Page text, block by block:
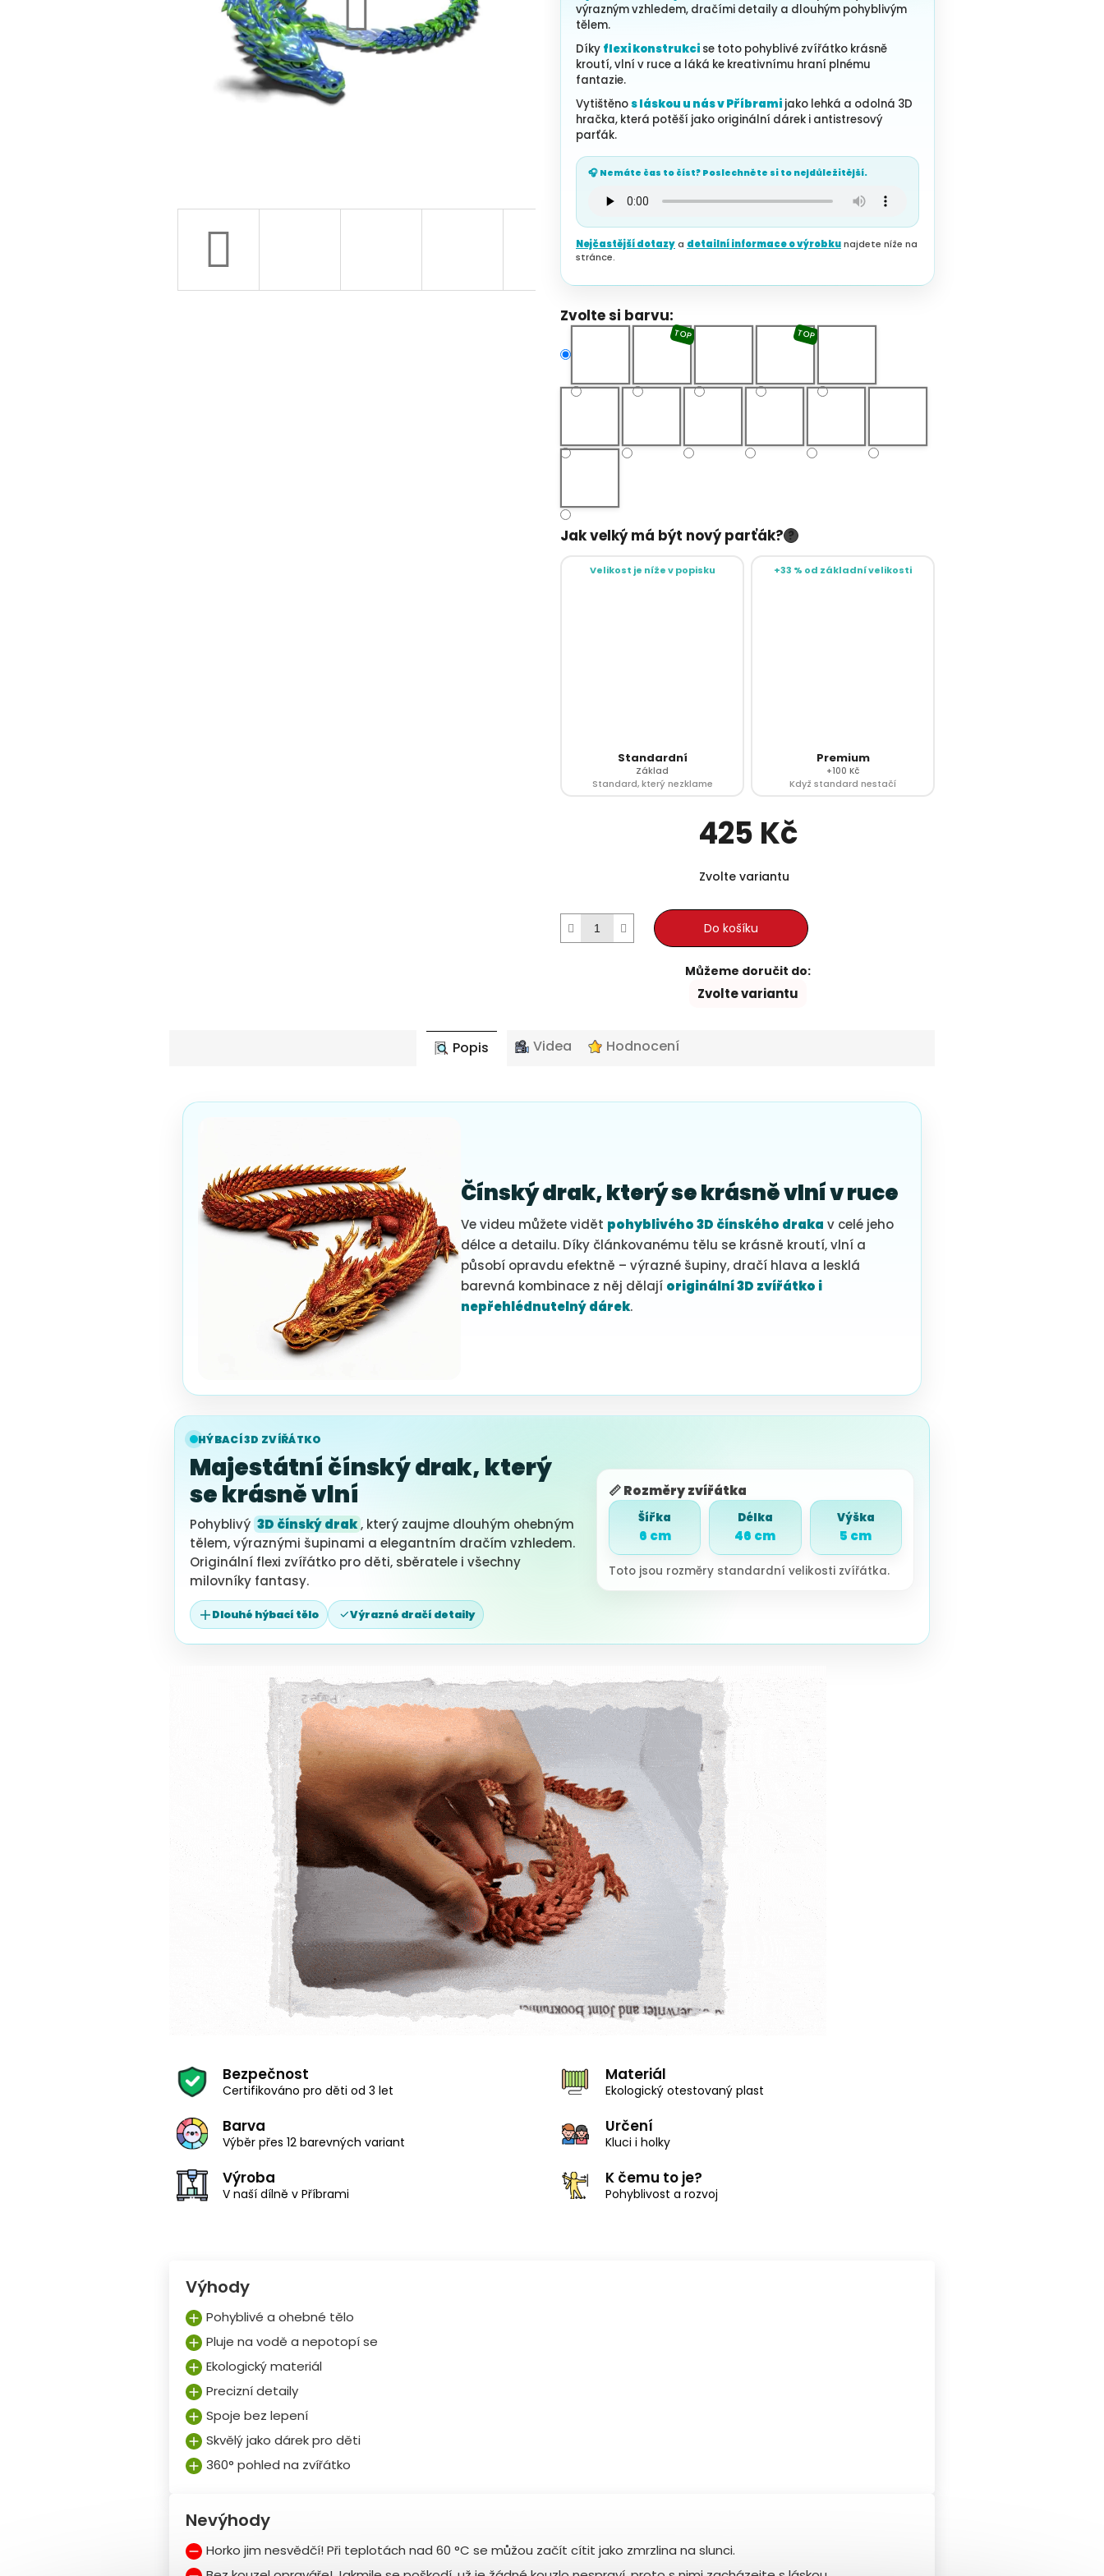
výrazným vzhledem, dračími detaily a dlouhým pohyblivým
tělem.
Díky flexi konstrukci se toto pohyblivé zvířátko krásně
kroutí, vlní v ruce a láká ke kreativnímu hraní plnému
fantazie.
Vytištěnos láskou u nás v Příbrami jako lehká a odolná 3D
hračka, která potěší jako originální dárek i antistresový
parťák.
🎧 Nemáte čas to číst? Poslechněte si to nejdůležitější.
Nejčastější dotazya detailní informace o výrobkunajdete níže na
stránce.
Zvolte si barvu:
TOP TOP
Jak velký má být nový parťák? ?
Velikost je níže v popisku
Standardní
Základ
Standard, který nezklame
+33 % od základní velikosti
Premium
+100 Kč
Když standard nestačí
425 Kč
Zvolte variantu
Do košíku
Můžeme doručit do:
Zvolte variantu
Popis Videa Hodnocení
Čínský drak, který se krásně vlní v ruce
Ve videu můžete vidět pohyblivého 3D čínského draka v celé jeho
délce a detailu. Díky článkovanému tělu se krásně kroutí, vlní a
působí opravdu efektně – výrazné šupiny, dračí hlava a lesklá
barevná kombinace z něj dělají originální 3D zvířátko i
nepřehlédnutelný dárek.
HÝBACÍ 3D ZVÍŘÁTKO
Majestátní čínský drak, který
se krásně vlní
Pohyblivý 3D čínský drak, který zaujme dlouhým ohebným
tělem, výraznými šupinami a elegantním dračím vzhledem.
Originální flexi zvířátko pro děti, sběratele i všechny
milovníky fantasy.
Dlouhé hýbací tělo Výrazné dračí detaily
📏 Rozměry zvířátka
Šířka
6 cm
Délka
46 cm
Výška
5 cm
Toto jsou rozměry standardní velikosti zvířátka.
Bezpečnost
Certifikováno pro děti od 3 let
Materiál
Ekologický otestovaný plast
Barva
Výběr přes 12 barevných variant
Určení
Kluci i holky
Výroba
V naší dílně v Příbrami
K čemu to je?
Pohyblivost a rozvoj
Výhody
Pohyblivé a ohebné tělo
Pluje na vodě a nepotopí se
Ekologický materiál
Precizní detaily
Spoje bez lepení
Skvělý jako dárek pro děti
360° pohled na zvířátko
Nevýhody
Horko jim nesvědčí! Při teplotách nad 60 °C se můžou začít cítit jako zmrzlina na slunci.